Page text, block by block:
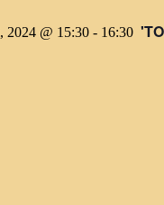
2024 @ 15:30 - 16:30